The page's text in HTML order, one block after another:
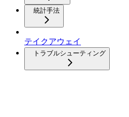
統計手法
テイクアウェイ
トラブルシューティング